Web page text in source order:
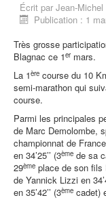
Écrit par Jean-
Publication : 1
Très grosse
Blagnac ce 1er mars.
La 1ère course du 10
semi-marathon qui
course.
Parmi les principales
de Marc Demolombe,
championnat de
en 34’25’’ (3ème de sa
29ème place de son fils
de Yannick Lizzi en
en 35’42’’ (3ème cadet)